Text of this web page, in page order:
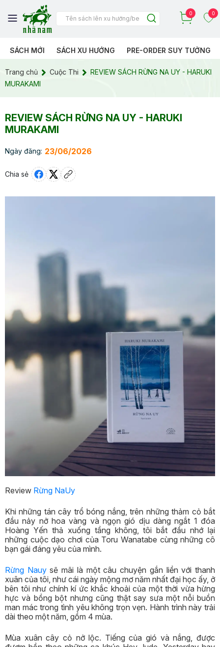
0 0
SÁCH MỚI SÁCH XU HƯỚNG PRE-ORDER SUY TƯỞNG
Trang chủ Cuộc Thi
REVIEW SÁCH RỪNG NA UY - HARUKI
MURAKAMI
REVIEW SÁCH RỪNG NA UY - HARUKI
MURAKAMI
Ngày đăng: 23/06/2026
Chia sẻ
Review Rừng NaUy
Khi những tán cây trổ bóng nắng, trên những thảm cỏ bắt
đầu nảy nở hoa vàng và ngọn gió dịu dàng ngắt 1 đóa
Hoàng Yến thả xuống tầng không, tôi bắt đầu nhớ lại
những cuộc dạo chơi của Toru Wanatabe cùng những cô
bạn gái đáng yêu của mình.
Rừng Nauysẽ mãi là một câu chuyện gắn liền với thanh
xuân của tôi, như cái ngày mộng mơ năm nhất đại học ấy, ở
bên tôi như chính kí ức khắc khoải của một thời vừa hừng
hực và bồng bột nhưng cũng thật say sưa một nỗi buồn
man mác trong tình yêu không trọn vẹn. Hành trình này trải
dài theo một năm, gồm 4 mùa.
Mùa xuân cây cỏ nở lộc. Tiếng của gió và nắng, được